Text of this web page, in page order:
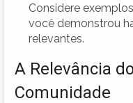
Considere
você demonstrou
relevantes.
A Relevância
Comunidade